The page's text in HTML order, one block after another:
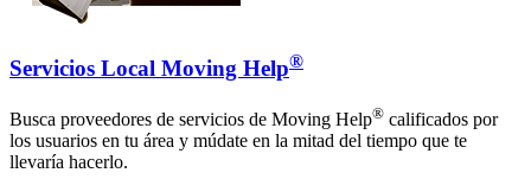
Servicios Local Moving Help®
Busca proveedores de servicios de Moving Help® calificados por
los usuarios en tu área y múdate en la mitad del tiempo que te
llevaría hacerlo.